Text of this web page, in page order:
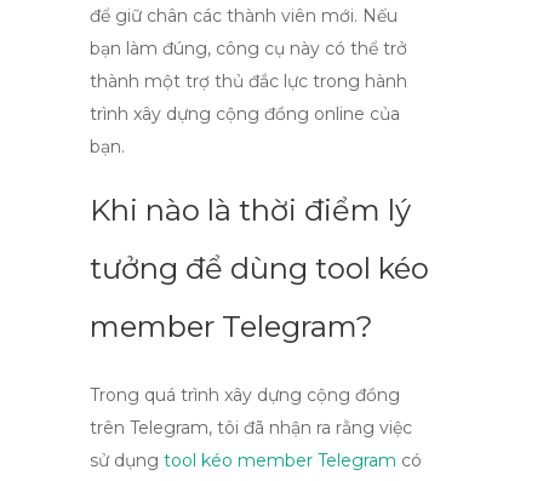
để giữ chân các thành viên mới. Nếu
bạn làm đúng, công cụ này có thể trở
thành một trợ thủ đắc lực trong hành
trình xây dựng cộng đồng online của
bạn.
Khi nào là thời điểm lý
tưởng để dùng tool kéo
member Telegram?
Trong quá trình xây dựng cộng đồng
trên Telegram, tôi đã nhận ra rằng việc
sử dụng tool kéo member Telegram có